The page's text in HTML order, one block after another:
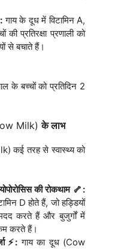
गाय के दूध में विटामिन A,
प्रतिरक्षा प्रणाली को
से बचाते हैं।
के बच्चों को प्रतिदिन 2
Milk)के लाभ
कई तरह से स्वास्थ्य को
की रोकथाम 🦴:
D होते हैं, जो हड्डियों
करते हैं और बुजुर्गों में
करते हैं।
⚡: गाय का दूध (Cow